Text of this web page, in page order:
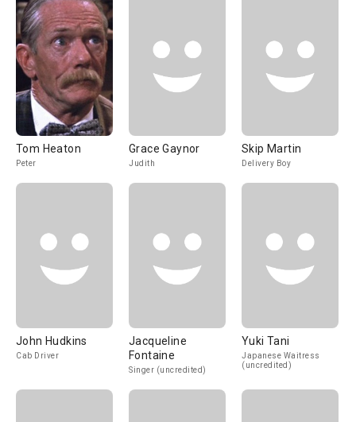
Tom Heaton
Peter
Grace Gaynor
Judith
Skip Martin
Delivery Boy
John Hudkins
Cab Driver
Jacqueline
Fontaine
Singer (uncredited)
Yuki Tani
Japanese Waitress
(uncredited)